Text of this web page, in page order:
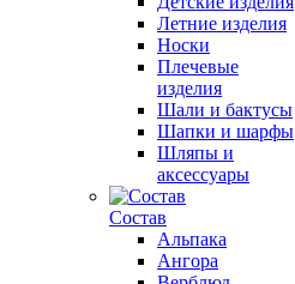
Летние изделия
Носки
Плечевые
изделия
Шали и бактусы
Шапки и шарфы
Шляпы и
аксессуары
Состав
Альпака
Ангора